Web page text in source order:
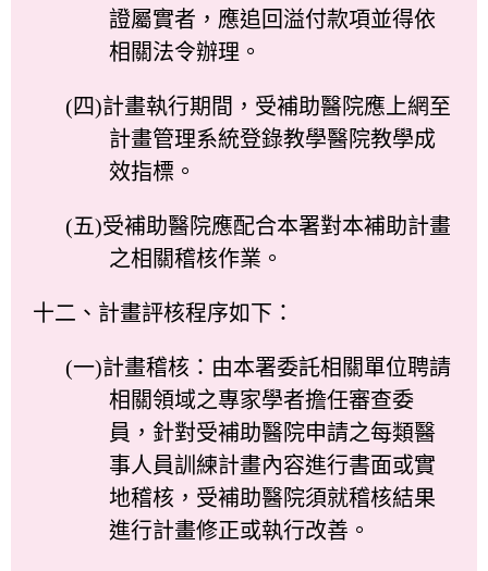
證屬實者，應追回溢付款項並得依
相關法令辦理。
(四)計畫執行期間，受補助醫院應上網至
計畫管理系統登錄教學醫院教學成
效指標。
(五)受補助醫院應配合本署對本補助計畫
之相關稽核作業。
十二、計畫評核程序如下：
(一)計畫稽核：由本署委託相關單位聘請
相關領域之專家學者擔任審查委
員，針對受補助醫院申請之每類醫
事人員訓練計畫內容進行書面或實
地稽核，受補助醫院須就稽核結果
進行計畫修正或執行改善。